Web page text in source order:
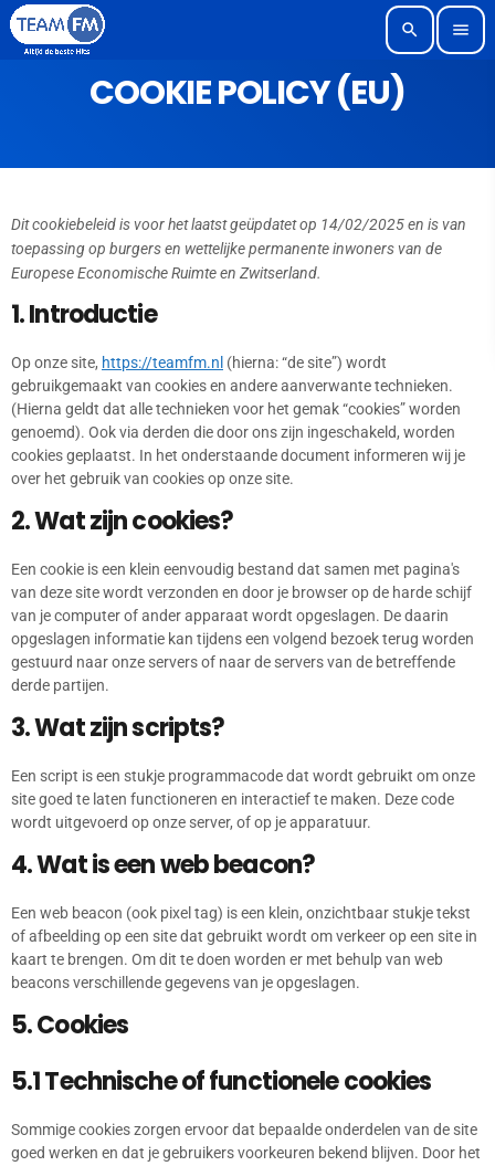
search menu
COOKIE POLICY (EU)
Dit cookiebeleid is voor het laatst geüpdatet op 14/02/2025 en is van
toepassing op burgers en wettelijke permanente inwoners van de
Europese Economische Ruimte en Zwitserland.
1. Introductie
Op onze site, https://teamfm.nl (hierna: “de site”) wordt
gebruikgemaakt van cookies en andere aanverwante technieken.
(Hierna geldt dat alle technieken voor het gemak “cookies” worden
genoemd). Ook via derden die door ons zijn ingeschakeld, worden
cookies geplaatst. In het onderstaande document informeren wij je
over het gebruik van cookies op onze site.
2. Wat zijn cookies?
Een cookie is een klein eenvoudig bestand dat samen met pagina's
van deze site wordt verzonden en door je browser op de harde schijf
van je computer of ander apparaat wordt opgeslagen. De daarin
opgeslagen informatie kan tijdens een volgend bezoek terug worden
gestuurd naar onze servers of naar de servers van de betreffende
derde partijen.
3. Wat zijn scripts?
Een script is een stukje programmacode dat wordt gebruikt om onze
site goed te laten functioneren en interactief te maken. Deze code
wordt uitgevoerd op onze server, of op je apparatuur.
4. Wat is een web beacon?
Een web beacon (ook pixel tag) is een klein, onzichtbaar stukje tekst
of afbeelding op een site dat gebruikt wordt om verkeer op een site in
kaart te brengen. Om dit te doen worden er met behulp van web
beacons verschillende gegevens van je opgeslagen.
5. Cookies
5.1 Technische of functionele cookies
Sommige cookies zorgen ervoor dat bepaalde onderdelen van de site
goed werken en dat je gebruikers voorkeuren bekend blijven. Door het